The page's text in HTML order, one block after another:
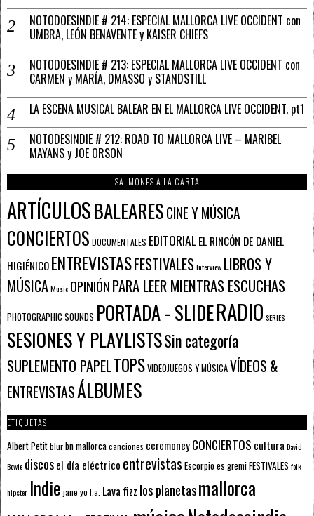
NOTODOESINDIE # 214: ESPECIAL MALLORCA LIVE OCCIDENT con
UMBRA, LEÓN BENAVENTE y KAISER CHIEFS
NOTODOESINDIE # 213: ESPECIAL MALLORCA LIVE OCCIDENT con
CARMEN y MARÍA, DMASSO y STANDSTILL
LA ESCENA MUSICAL BALEAR EN EL MALLORCA LIVE OCCIDENT. pt1
NOTODESINDIE # 212: ROAD TO MALLORCA LIVE – MARIBEL
MAYANS y JOE ORSON
SALMONES A LA CARTA
ARTÍCULOSBALEARESCINE Y MÚSICA
CONCIERTOS DOCUMENTALES EDITORIALEL RINCÓN DE DANIEL
HIGIÉNICOENTREVISTASFESTIVALESInterview LIBROS Y
MÚSICAMusic OPINIÓNPARA LEER MIENTRAS ESCUCHAS
PHOTOGRAPHIC SOUNDS PORTADA - SLIDERADIO SERIES
SESIONES Y PLAYLISTSSin categoría
SUPLEMENTO PAPELTOPSVIDEOJUEGOS Y MÚSICAVÍDEOS &
ENTREVISTASÁLBUMES
ETIQUETAS
Albert Petitblurbn mallorcacanciones ceremoneyCONCIERTOS cultura David
Bowie discosel día eléctrico entrevistas Escorpioes gremiFESTIVALES folk
hipster Indie jane yo l.a. Lava fizz los planetasmallorca